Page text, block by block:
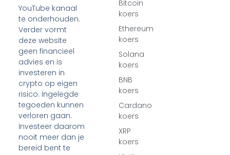
YouTube kanaal
te onderhouden.
Verder vormt
deze website
geen financieel
advies en is
investeren in
crypto op eigen
risico. Ingelegde
tegoeden kunnen
verloren gaan.
Investeer daarom
nooit meer dan je
bereid bent te
Bitcoin
koers
Ethereum
koers
Solana
koers
BNB
koers
Cardano
koers
XRP
koers